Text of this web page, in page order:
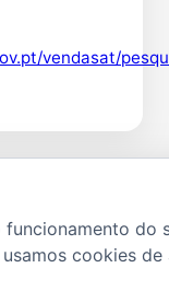
vendasat/
funcionamento do
cookies de